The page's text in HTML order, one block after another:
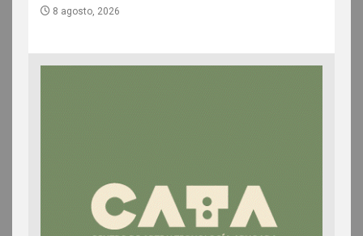
8 agosto, 2026